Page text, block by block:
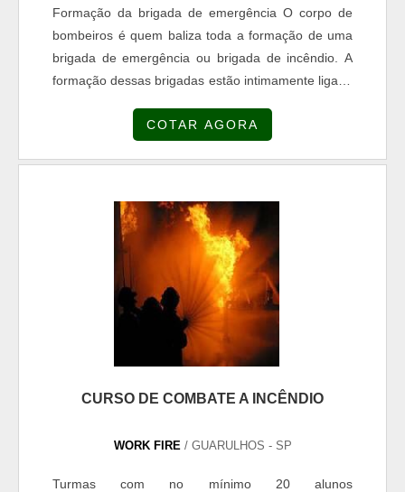
Formação da brigada de emergência O corpo de
bombeiros é quem baliza toda a formação de uma
brigada de emergência ou brigada de incêndio. A
formação dessas brigadas estão intimamente ligada
classificação junto ao corpo de bombeiros. O curso
ministrado para formação de uma brigada de
edificações de menor risco e pod...
COTAR AGORA
CURSO DE COMBATE A INCÊNDIO
WORK FIRE / GUARULHOS - SP
Turmas com no mínimo 20 alunos